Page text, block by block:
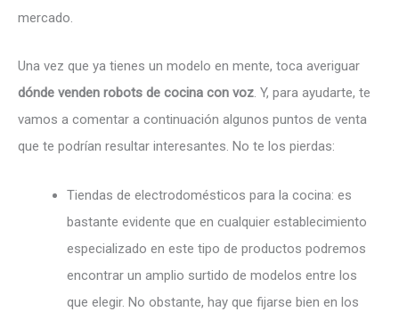
mercado.
Una vez que ya tienes un modelo en mente, toca averiguar
dónde venden robots de cocina con voz. Y, para ayudarte, te
vamos a comentar a continuación algunos puntos de venta
que te podrían resultar interesantes. No te los pierdas:
Tiendas de electrodomésticos para la cocina: es
bastante evidente que en cualquier establecimiento
especializado en este tipo de productos podremos
encontrar un amplio surtido de modelos entre los
que elegir. No obstante, hay que fijarse bien en los